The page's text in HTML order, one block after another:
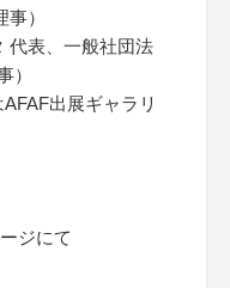
）
代表、一般社団法
）
出展ギャラリ
ジにて